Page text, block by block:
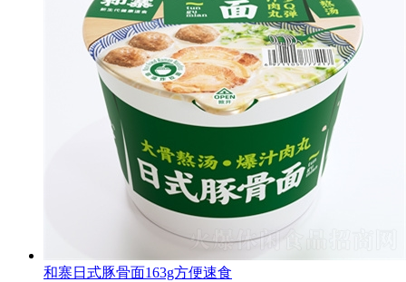
和寨日式豚骨面163g方便速食